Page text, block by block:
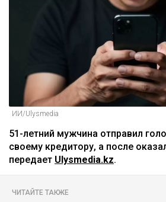
ИИ/Ulysmedia
51-летний мужчина отправил
своему кредитору, а после
передает Ulysmedia.kz.
ЧИТАЙТЕ ТАКЖЕ